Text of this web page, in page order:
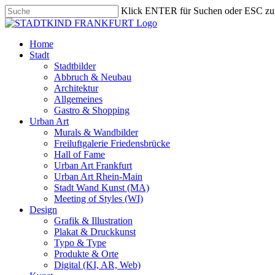
Skip
to
content
Klick ENTER für Suchen oder ESC
Close
search
Menu
Home
Stadt
Stadtbilder
Abbruch & Neubau
Architektur
Allgemeines
Gastro & Shopping
Urban Art
Murals & Wandbilder
Freiluftgalerie Friedensbrücke
Hall of Fame
Urban Art Frankfurt
Urban Art Rhein-Main
Stadt Wand Kunst (MA)
Meeting of Styles (WI)
Design
Grafik & Illustration
Plakat & Druckkunst
Typo & Type
Produkte & Orte
Digital (KI, AR, Web)